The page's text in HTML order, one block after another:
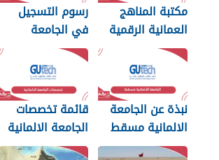
مكتبة المناهج
العمانية الرقمية
رسوم التسجيل
في الجامعة
الالمانية مسقط
2024
نبذة عن الجامعة
الالمانية مسقط
قائمة تخصصات
الجامعة الالمانية
مسقط 2026